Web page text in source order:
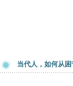
当代人，如何从